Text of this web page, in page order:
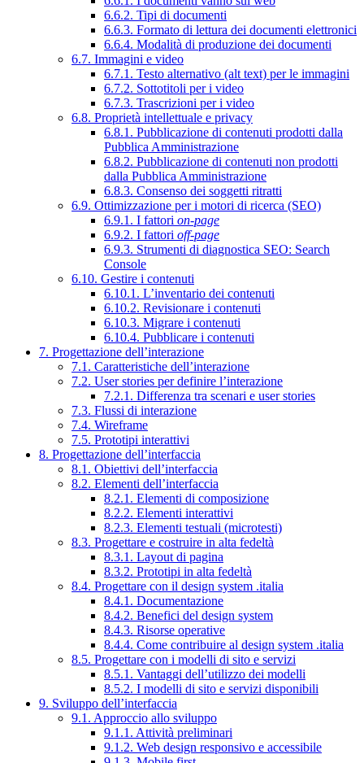
6.6.2. Tipi di documenti
6.6.3. Formato di lettura dei documenti elettronici
6.6.4. Modalità di produzione dei documenti
6.7. Immagini e video
6.7.1. Testo alternativo (alt text) per le immagini
6.7.2. Sottotitoli per i video
6.7.3. Trascrizioni per i video
6.8. Proprietà intellettuale e privacy
6.8.1. Pubblicazione di contenuti prodotti dalla
Pubblica Amministrazione
6.8.2. Pubblicazione di contenuti non prodotti
dalla Pubblica Amministrazione
6.8.3. Consenso dei soggetti ritratti
6.9. Ottimizzazione per i motori di ricerca (SEO)
6.9.1. I fattori on-page
6.9.2. I fattori off-page
6.9.3. Strumenti di diagnostica SEO: Search
Console
6.10. Gestire i contenuti
6.10.1. L’inventario dei contenuti
6.10.2. Revisionare i contenuti
6.10.3. Migrare i contenuti
6.10.4. Pubblicare i contenuti
7. Progettazione dell’interazione
7.1. Caratteristiche dell’interazione
7.2. User stories per definire l’interazione
7.2.1. Differenza tra scenari e user stories
7.3. Flussi di interazione
7.4. Wireframe
7.5. Prototipi interattivi
8. Progettazione dell’interfaccia
8.1. Obiettivi dell’interfaccia
8.2. Elementi dell’interfaccia
8.2.1. Elementi di composizione
8.2.2. Elementi interattivi
8.2.3. Elementi testuali (microtesti)
8.3. Progettare e costruire in alta fedeltà
8.3.1. Layout di pagina
8.3.2. Prototipi in alta fedeltà
8.4. Progettare con il design system .italia
8.4.1. Documentazione
8.4.2. Benefici del design system
8.4.3. Risorse operative
8.4.4. Come contribuire al design system .italia
8.5. Progettare con i modelli di sito e servizi
8.5.1. Vantaggi dell’utilizzo dei modelli
8.5.2. I modelli di sito e servizi disponibili
9. Sviluppo dell’interfaccia
9.1. Approccio allo sviluppo
9.1.1. Attività preliminari
9.1.2. Web design responsivo e accessibile